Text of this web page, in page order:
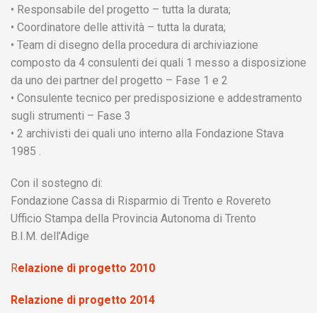
• Responsabile del progetto – tutta la durata;
• Coordinatore delle attività – tutta la durata;
• Team di disegno della procedura di archiviazione
composto da 4 consulenti dei quali 1 messo a disposizione
da uno dei partner del progetto – Fase 1 e 2
• Consulente tecnico per predisposizione e addestramento
sugli strumenti – Fase 3
• 2 archivisti dei quali uno interno alla Fondazione Stava
1985 .
Con il sostegno di:
Fondazione Cassa di Risparmio di Trento e Rovereto
Ufficio Stampa della Provincia Autonoma di Trento
B.I.M. dell’Adige
Relazione di progetto 2010
Relazione di progetto 2014